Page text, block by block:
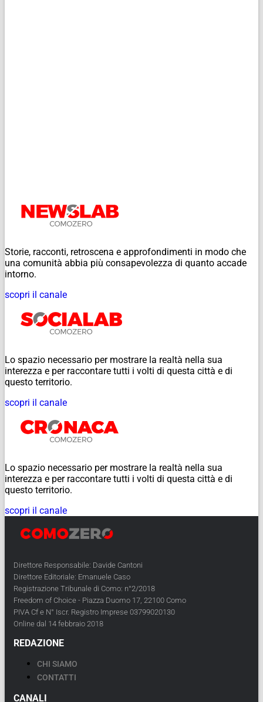
Storie, racconti, retroscena e approfondimenti in modo che
una comunità abbia più consapevolezza di quanto accade
intorno.
scopri il canale
Lo spazio necessario per mostrare la realtà nella sua
interezza e per raccontare tutti i volti di questa città e di
questo territorio.
scopri il canale
Lo spazio necessario per mostrare la realtà nella sua
interezza e per raccontare tutti i volti di questa città e di
questo territorio.
scopri il canale
Direttore Responsabile: Davide Cantoni
Direttore Editoriale: Emanuele Caso
Registrazione Tribunale di Como: n°2/2018
Freedom of Choice - Piazza Duomo 17, 22100 Como
PIVA Cf e N° Iscr. Registro Imprese 03799020130
Online dal 14 febbraio 2018
REDAZIONE
CHI SIAMO
CONTATTI
CANALI